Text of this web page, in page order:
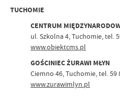
TUCHOMIE
CENTRUM
ul. Szkolna 4, Tuchomie, tel.
www.obiektcms.pl
GOŚCINIEC ŻURAWI MŁYN
Ciemno 46, Tuchomie, tel. 59
www.zurawimlyn.pl